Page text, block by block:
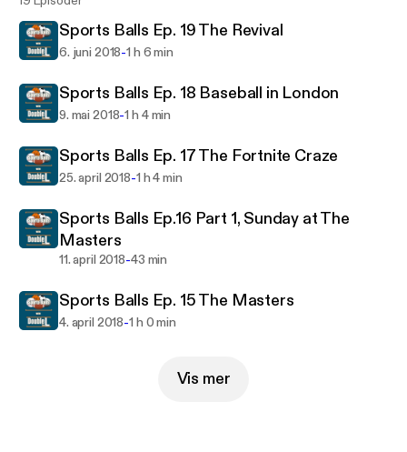
Sports Balls Ep. 19 The Revival
6. juni 2018-1 h 6 min
Sports Balls Ep. 18 Baseball in London
9. mai 2018-1 h 4 min
Sports Balls Ep. 17 The Fortnite Craze
25. april 2018-1 h 4 min
Sports Balls Ep.16 Part 1, Sunday at The
Masters
11. april 2018-43 min
Sports Balls Ep. 15 The Masters
4. april 2018-1 h 0 min
Vis mer